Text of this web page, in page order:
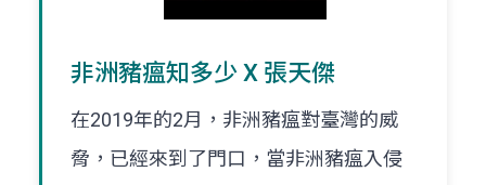
非洲豬瘟知多少 X 張天傑
在2019年的2月，非洲豬瘟對臺灣的威
脅，已經來到了門口，當非洲豬瘟入侵